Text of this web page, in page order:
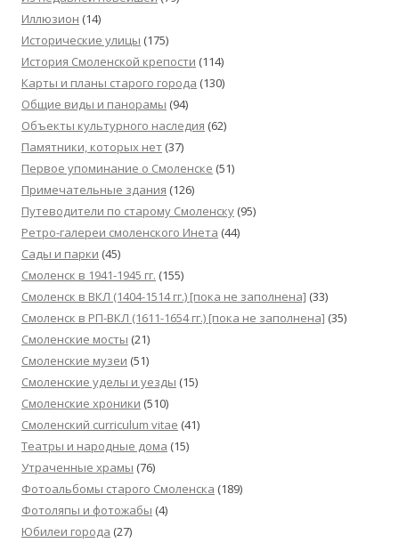
Иллюзион (14)
Исторические улицы (175)
История Смоленской крепости (114)
Карты и планы старого города (130)
Общие виды и панорамы (94)
Объекты культурного наследия (62)
Памятники, которых нет (37)
Первое упоминание о Смоленске (51)
Примечательные здания (126)
Путеводители по старому Смоленску (95)
Ретро-галереи смоленского Инета (44)
Сады и парки (45)
Смоленск в 1941-1945 гг. (155)
Смоленск в ВКЛ (1404-1514 гг.) [пока не заполнена] (33)
Смоленск в РП-ВКЛ (1611-1654 гг.) [пока не заполнена] (35)
Смоленские мосты (21)
Смоленские музеи (51)
Смоленские уделы и уезды (15)
Смоленские хроники (510)
Смоленский сurriculum vitae (41)
Театры и народные дома (15)
Утраченные храмы (76)
Фотоальбомы старого Смоленска (189)
Фотоляпы и фотожабы (4)
Юбилеи города (27)